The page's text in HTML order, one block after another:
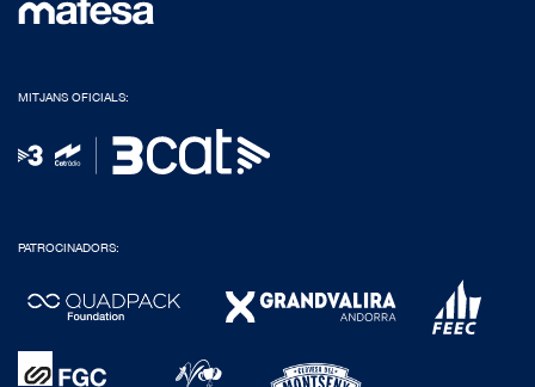
MITJANS OFICIALS:
PATROCINADORS: